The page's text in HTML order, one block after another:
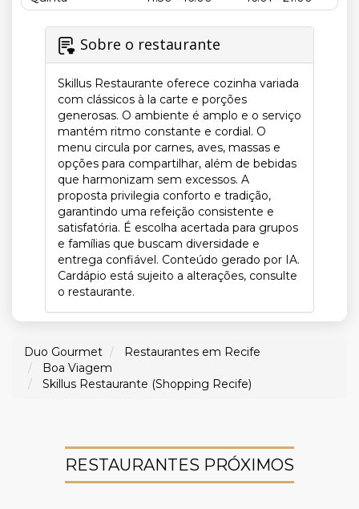
Sobre o restaurante
Skillus Restaurante oferece cozinha variada
com clássicos à la carte e porções
generosas. O ambiente é amplo e o serviço
mantém ritmo constante e cordial. O
menu circula por carnes, aves, massas e
opções para compartilhar, além de bebidas
que harmonizam sem excessos. A
proposta privilegia conforto e tradição,
garantindo uma refeição consistente e
satisfatória. É escolha acertada para grupos
e famílias que buscam diversidade e
entrega confiável. Conteúdo gerado por IA.
Cardápio está sujeito a alterações, consulte
o restaurante.
Duo Gourmet
Restaurantes em Recife
Boa Viagem
Skillus Restaurante (Shopping Recife)
RESTAURANTES PRÓXIMOS